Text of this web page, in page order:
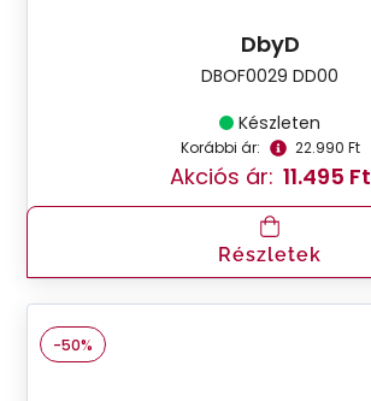
DbyD
DBOF0029 DD00
Készleten
Korábbi ár: 22.990 Ft
Akciós ár: 11.495 Ft
Részletek
-50%